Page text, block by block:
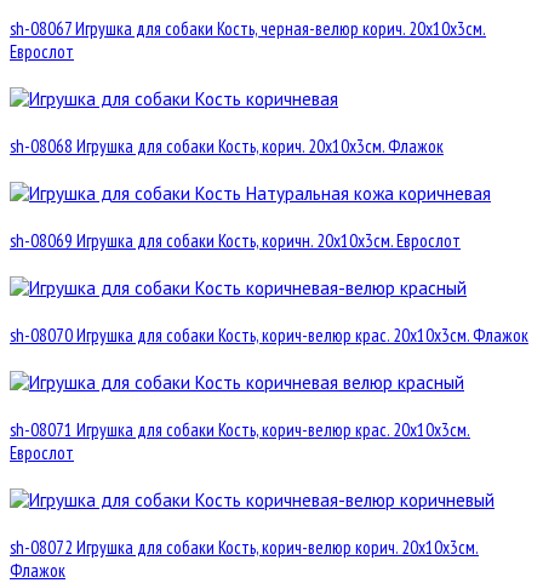
sh-08067 Игрушка для собаки Кость, черная-велюр корич. 20х10х3см.
Еврослот
sh-08068 Игрушка для собаки Кость, корич. 20х10х3см. Флажок
sh-08069 Игрушка для собаки Кость, коричн. 20х10х3см. Еврослот
sh-08070 Игрушка для собаки Кость, корич-велюр крас. 20х10х3см. Флажок
sh-08071 Игрушка для собаки Кость, корич-велюр крас. 20х10х3см.
Еврослот
sh-08072 Игрушка для собаки Кость, корич-велюр корич. 20х10х3см.
Флажок